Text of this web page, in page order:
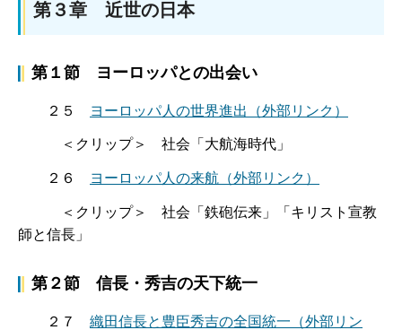
第３章 近世の日本
第１節 ヨーロッパとの出会い
２５ ヨーロッパ人の世界進出 （外部リンク）
＜クリップ＞ 社会「大航海時代」
２６ ヨーロッパ人の来航 （外部リンク）
＜クリップ＞ 社会「鉄砲伝来」「キリスト宣教
師と信長」
第２節 信長・秀吉の天下統一
２７ 織田信長と豊臣秀吉の全国統一 （外部リン